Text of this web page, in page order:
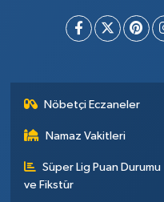
Nöbetçi Eczaneler
Namaz Vakitleri
Süper Lig Puan Durumu
ve Fikstür